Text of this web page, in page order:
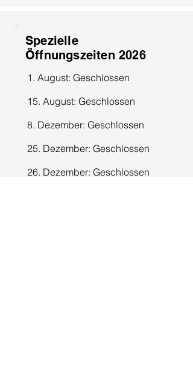
Spezielle
Öffnungszeiten 2026
1. August: Geschlossen
15. August: Geschlossen
8. Dezember: Geschlossen
25. Dezember: Geschlossen
26. Dezember: Geschlossen